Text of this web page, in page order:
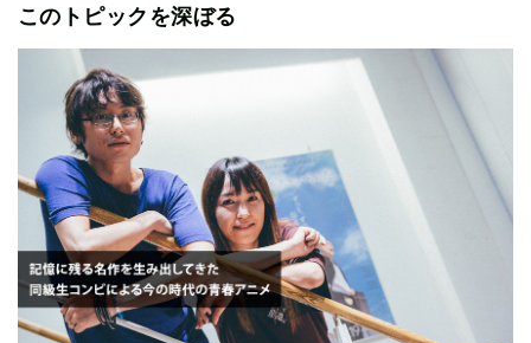
このトピックを深ぼる